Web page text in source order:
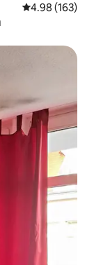
คะแนนเฉลี่ย
4.98 (163)